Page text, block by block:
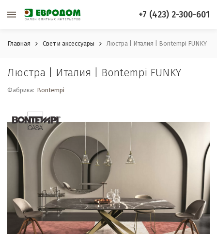
+7 (423) 2-300-601
Главная Свет и аксессуары Люстра | Италия | Bontempi FUNKY
Люстра | Италия | Bontempi FUNKY
Фабрика: Bontempi